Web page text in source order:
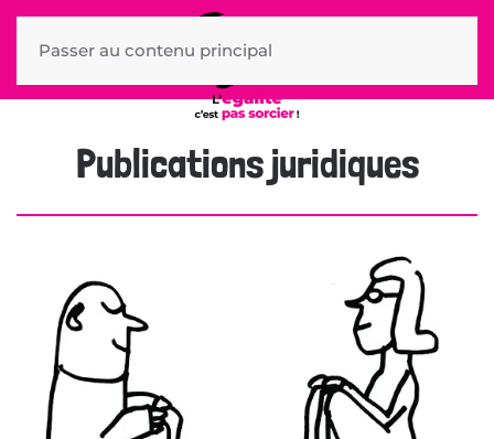
Passer au contenu principal
Publications juridiques